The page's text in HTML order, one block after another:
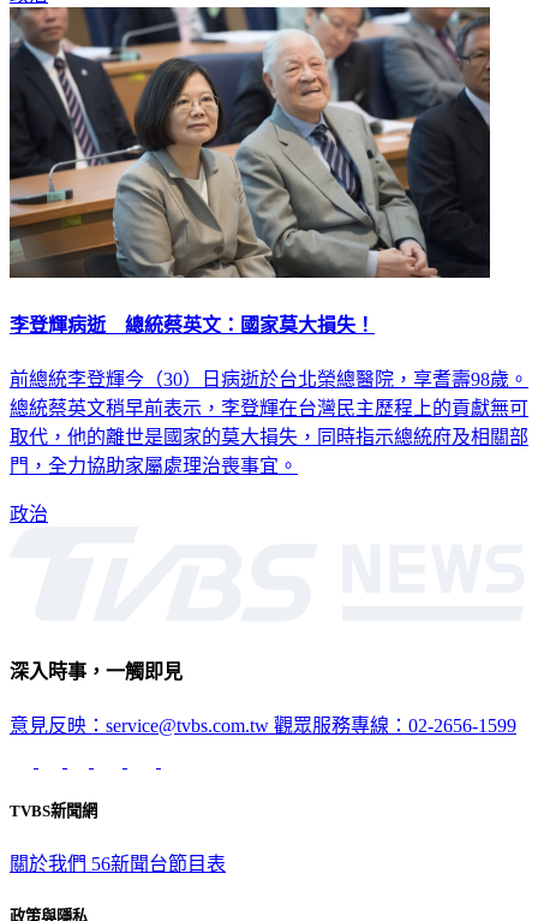
李登輝病逝 總統蔡英文：國家莫大損失！
前總統李登輝今（30）日病逝於台北榮總醫院，享耆壽98歲。
總統蔡英文稍早前表示，李登輝在台灣民主歷程上的貢獻無可
取代，他的離世是國家的莫大損失，同時指示總統府及相關部
門，全力協助家屬處理治喪事宜。
政治
深入時事，一觸即見
意見反映：service@tvbs.com.tw 觀眾服務專線：02-2656-1599
TVBS新聞網
關於我們 56新聞台節目表
政策與隱私